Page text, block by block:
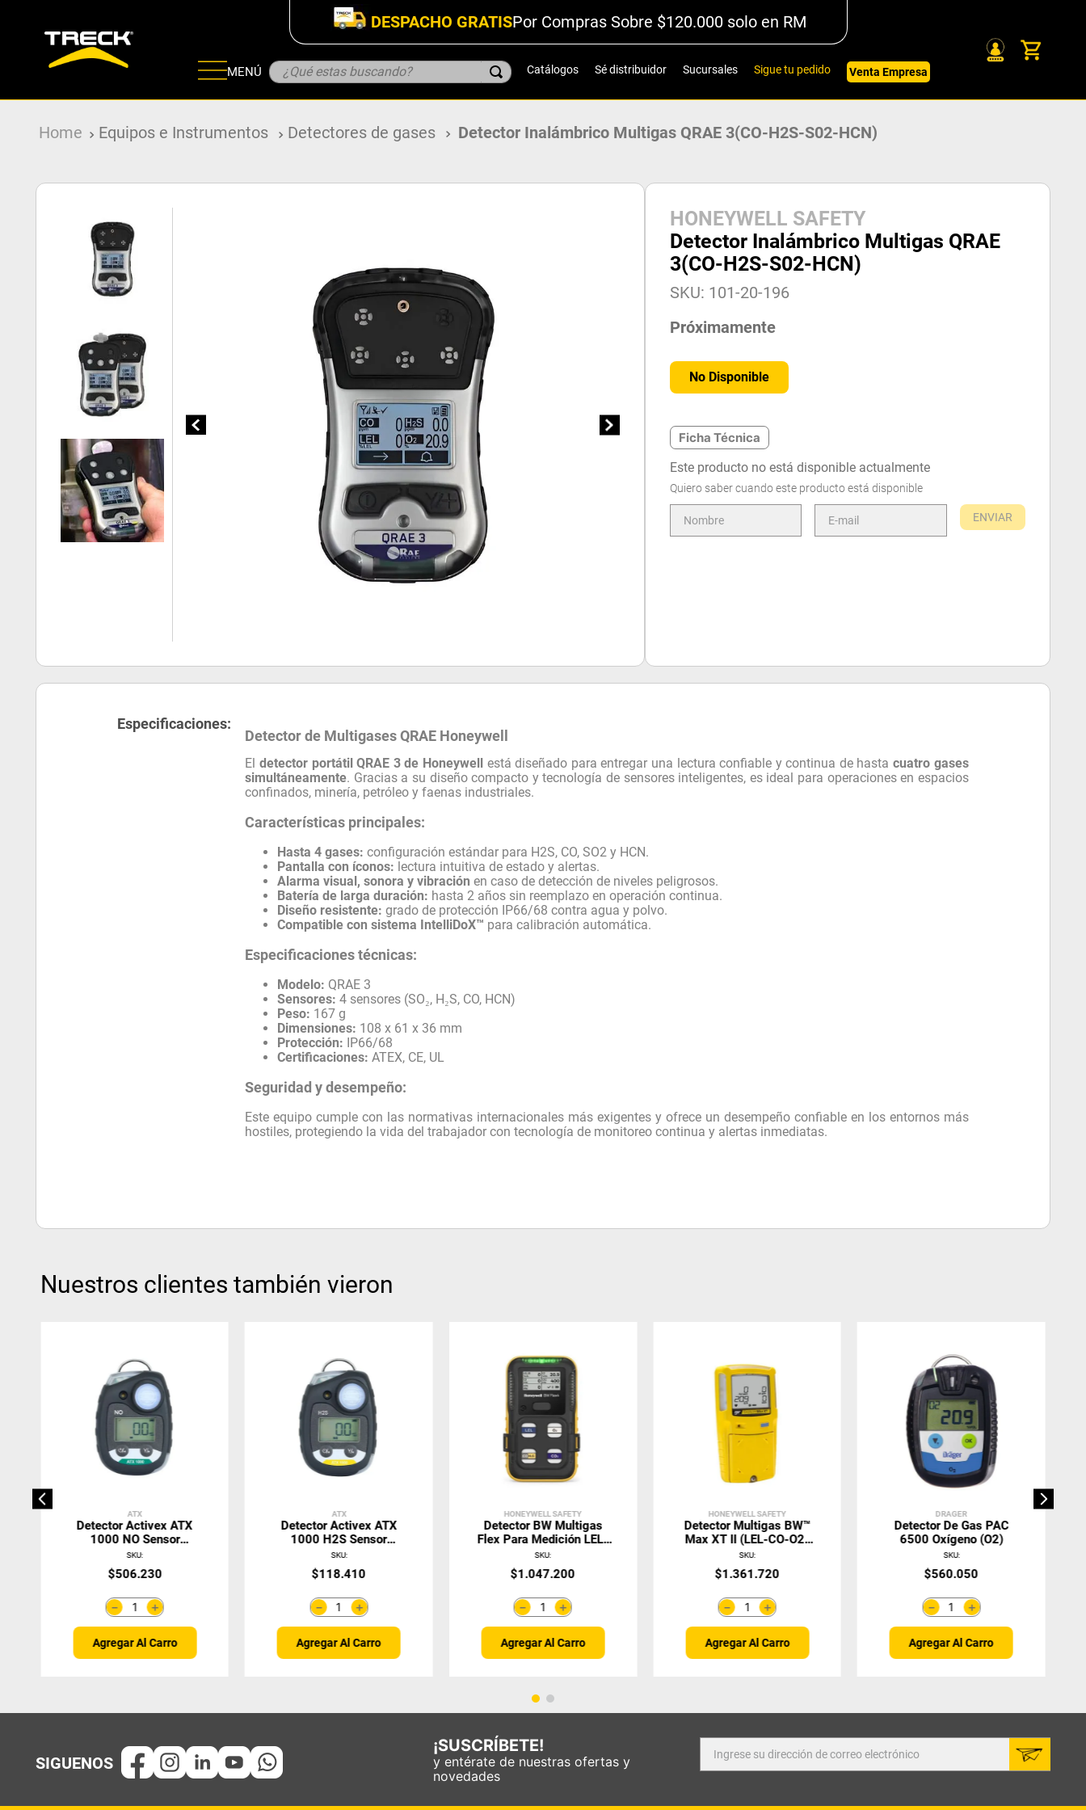
DESPACHO GRATISPor Compras Sobre $120.000 solo en RM
MENÚ ¿Qué estas buscando? Catálogos Sé distribuidor Sucursales Sigue tu pedido Venta Empresa
Equipos e Instrumentos Detectores de gases Detector Inalámbrico Multigas QRAE 3(CO-H2S-S02-HCN)
HONEYWELL SAFETY
Detector Inalámbrico Multigas QRAE
3(CO-H2S-S02-HCN)
SKU: 101-20-196
Próximamente
No Disponible
Ficha Técnica
Este producto no está disponible actualmente
Quiero saber cuando este producto está disponible
ENVIAR
Especificaciones:
Detector de Multigases QRAE Honeywell
El detector portátil QRAE 3 de Honeywellestá diseñado para entregar una lectura confiable y continua de hastacuatro gases
simultáneamente. Gracias a su diseño compacto y tecnología de sensores inteligentes, es ideal para operaciones en espacios
confinados, minería, petróleo y faenas industriales.
Características principales:
Hasta 4 gases: configuración estándar para H2S, CO, SO2 y HCN.
Pantalla con íconos: lectura intuitiva de estado y alertas.
Alarma visual, sonora y vibración en caso de detección de niveles peligrosos.
Batería de larga duración: hasta 2 años sin reemplazo en operación continua.
Diseño resistente: grado de protección IP66/68 contra agua y polvo.
Compatible con sistema IntelliDoX™ para calibración automática.
Especificaciones técnicas:
Modelo: QRAE 3
Sensores: 4 sensores (SO₂, H₂S, CO, HCN)
Peso: 167 g
Dimensiones: 108 x 61 x 36 mm
Protección: IP66/68
Certificaciones: ATEX, CE, UL
Seguridad y desempeño:
Este equipo cumple con las normativas internacionales más exigentes y ofrece un desempeño confiable en los entornos más
hostiles, protegiendo la vida del trabajador con tecnología de monitoreo continua y alertas inmediatas.
Nuestros clientes también vieron
ATX
Detector Activex ATX
1000 NO Sensor
Reemplazable
SKU:
$506.230
＋
－
Agregar Al Carro
ATX
Detector Activex ATX
1000 H2S Sensor
Reemplazable
SKU:
$118.410
＋
－
Agregar Al Carro
HONEYWELL SAFETY
Detector BW Multigas
Flex Para Medición LEL-
O2-CO-H2S
SKU:
$1.047.200
＋
－
Agregar Al Carro
HONEYWELL SAFETY
Detector Multigas BW™
Max XT II (LEL-CO-O2-
H2S)
SKU:
$1.361.720
＋
－
Agregar Al Carro
DRAGER
Detector De Gas PAC
6500 Oxígeno (O2)
SKU:
$560.050
＋
－
Agregar Al Carro
¡SUSCRÍBETE!
y entérate de nuestras ofertas y
novedades